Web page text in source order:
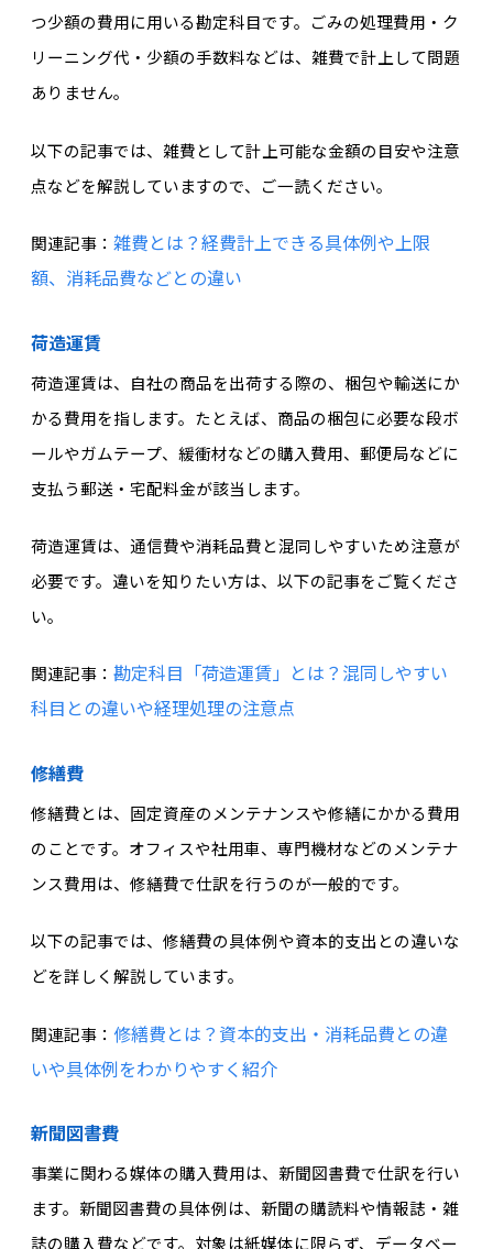
つ少額の費用に用いる勘定科目です。ごみの処理費用・ク
リーニング代・少額の手数料などは、雑費で計上して問題
ありません。
以下の記事では、雑費として計上可能な金額の目安や注意
点などを解説していますので、ご一読ください。
関連記事： 雑費とは？経費計上できる具体例や上限
額、消耗品費などとの違い
荷造運賃
荷造運賃は、自社の商品を出荷する際の、梱包や輸送にか
かる費用を指します。たとえば、商品の梱包に必要な段ボ
ールやガムテープ、緩衝材などの購入費用、郵便局などに
支払う郵送・宅配料金が該当します。
荷造運賃は、通信費や消耗品費と混同しやすいため注意が
必要です。違いを知りたい方は、以下の記事をご覧くださ
い。
関連記事： 勘定科目「荷造運賃」とは？混同しやすい
科目との違いや経理処理の注意点
修繕費
修繕費とは、固定資産のメンテナンスや修繕にかかる費用
のことです。オフィスや社用車、専門機材などのメンテナ
ンス費用は、修繕費で仕訳を行うのが一般的です。
以下の記事では、修繕費の具体例や資本的支出との違いな
どを詳しく解説しています。
関連記事： 修繕費とは？資本的支出・消耗品費との違
いや具体例をわかりやすく紹介
新聞図書費
事業に関わる媒体の購入費用は、新聞図書費で仕訳を行い
ます。新聞図書費の具体例は、新聞の購読料や情報誌・雑
誌の購入費などです。対象は紙媒体に限らず、データベー